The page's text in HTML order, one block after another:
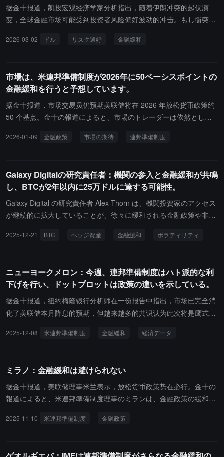
押注比特币上行的重要宏观变量。
据金十报道，凯投宏观经济学家分析指出，随着伊朗冲突的起伏演
变，全球金融市场可能受到投资者风险偏好波动的冲击。もし衝突が
い可能性があり、金融緩和の期待は先送りされるかもしれません。
輸出国であるという地位によるものです。
2026-03-02 ドル リスク選好 金融緩和
市場は、米連邦準備制度が2026年に50ベーシスポイントの
金融緩和を行うと予想しています。
据金十报道，市场交易员仍预期美联储将在 2026 年放松货币政策约
50 个基点。金十の報道によると、市場のトレーダーは依然として2
予想しています。
2026-01-09 金融政策 市場の期待 連邦準備制度
Galaxy Digitalの研究責任者：機関の参入と金融緩和が共鳴
し、BTCが2年以内に25万ドルに達する可能性。
Galaxy Digital の研究責任者 Alex Thorn は、機関投資家のアクセス
が継続的に拡大していることが、徐々に緩和される金融政策や非ド
ます。今後2年間で、ビットコインは金のように通貨の価値下落に
す。2026年の動向は非常に混乱しており、予測が難しいですが、ビ
ットコインが2026年に歴史的な新高値を更新する可能性は依然とし
てあります。現在、オプション市場が示す価格設定によれば、2026
年6月末までにビットコインが7万ドルに下落するか、13万ドルに上
するか、25万ドルに上昇する確率も同様に近いです。このように広
マンスから見ると、ビットコインの長期的なボラティリティが構造
的に低下していることを指摘しており、その一因はより大規模なカ
バードコールやビットコインの収益生成戦略の導入にある可能性が
線において、プットオプションのボラティリティレベルでの価格設
2025-12-21 BTC ヘッジ資産 金融緩和 ボラティリティ
ニューヨークメロン：今週、連邦準備制度はハト派的な利
下げを行い、ドットプロットは政策の違いを示している。
据金十报道，纽约梅隆银行分析师在一份报告中指出，市场已完全消
化了美联储本月降息的预期，但越来越多的共识认为此次将是鹰式降
是否走弱或通胀是否进一步回落。分析师还提到，美联储主席即将换
反映出双向经济风险。
2025-12-08 米連邦準備制度 金融緩和 経済データ
ミラノ：金融緩和は避けられない
据金十报道，美联储理事米兰表示，放松货币政策势在必行。金十の
報道によると、米連邦準備制度理事のミランは、金融政策の緩和が
2025-11-10 米連邦準備制度 金融政策